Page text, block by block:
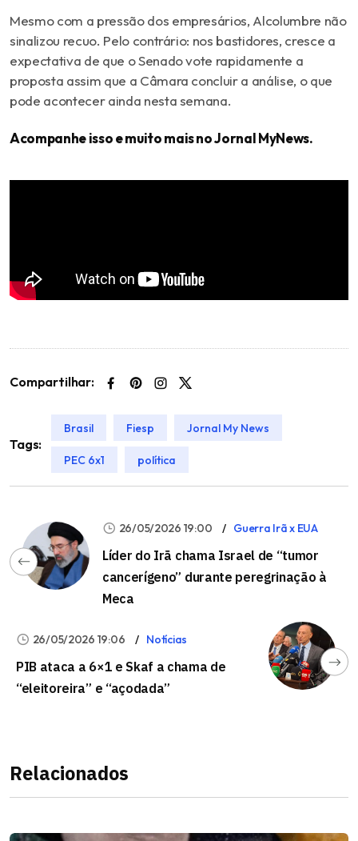
Mesmo com a pressão dos empresários, Alcolumbre não
sinalizou recuo. Pelo contrário: nos bastidores, cresce a
expectativa de que o Senado vote rapidamente a
proposta assim que a Câmara concluir a análise, o que
pode acontecer ainda nesta semana.
Acompanhe isso e muito mais no Jornal MyNews.
Compartilhar:
Tags:
Brasil Fiesp Jornal My News
PEC 6x1 política
26/05/2026 19:00 Guerra Irã x EUA
Líder do Irã chama Israel de “tumor
cancerígeno” durante peregrinação à
Meca
26/05/2026 19:06 Notícias
PIB ataca a 6×1 e Skaf a chama de
“eleitoreira” e “açodada”
Relacionados